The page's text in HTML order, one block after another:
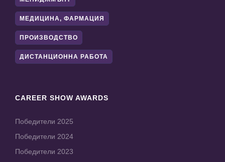
МЕДИЦИНА, ФАРМАЦИЯ
ПРОИЗВОДСТВО
ДИСТАНЦИОННА РАБОТА
CAREER SHOW AWARDS
Победители 2025
Победители 2024
Победители 2023